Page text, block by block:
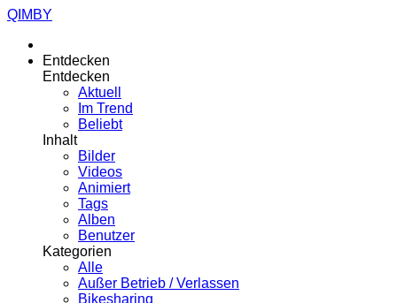
QIMBY
Entdecken
Entdecken
Aktuell
Im Trend
Beliebt
Inhalt
Bilder
Videos
Animiert
Tags
Alben
Benutzer
Kategorien
Alle
Außer Betrieb / Verlassen
Bikesharing